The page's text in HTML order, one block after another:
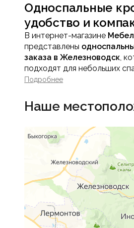
Односпальные
удобство и
В интернет-магазине
представлены
заказа в Железноводск,
подходят для небольших
комнат, подростковых
комфортный сон и создают
пространство, сохраняя
Односпальная кровать -
решение для тех, кто ценит
удобство без ущерба для
Преимущества
односпальных
Компактность и
рациональное
Подробнее
Наше